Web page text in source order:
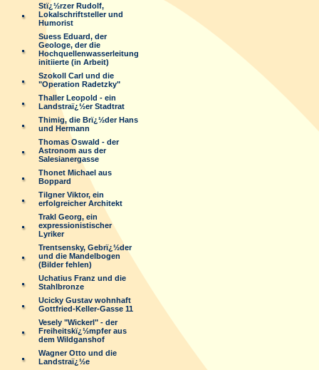
Stï¿½rzer Rudolf,
Lokalschriftsteller und
Humorist
Suess Eduard, der
Geologe, der die
Hochquellenwasserleitung
initiierte (in Arbeit)
Szokoll Carl und die
"Operation Radetzky"
Thaller Leopold - ein
Landstraï¿½er Stadtrat
Thimig, die Brï¿½der Hans
und Hermann
Thomas Oswald - der
Astronom aus der
Salesianergasse
Thonet Michael aus
Boppard
Tilgner Viktor, ein
erfolgreicher Architekt
Trakl Georg, ein
expressionistischer
Lyriker
Trentsensky, Gebrï¿½der
und die Mandelbogen
(Bilder fehlen)
Uchatius Franz und die
Stahlbronze
Ucicky Gustav wohnhaft
Gottfried-Keller-Gasse 11
Vesely "Wickerl" - der
Freiheitskï¿½mpfer aus
dem Wildganshof
Wagner Otto und die
Landstraï¿½e